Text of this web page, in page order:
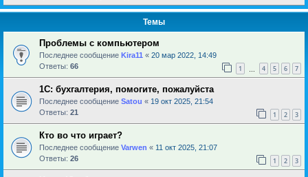
Темы
Проблемы с компьютером
Последнее сообщение Kira11 « 20 мар 2022, 14:49
Ответы: 66 1 4 5 6 7
1С: бухгалтерия, помогите, пожалуйста
Последнее сообщение Satou « 19 окт 2025, 21:54
Ответы: 21 1 2 3
Кто во что играет?
Последнее сообщение Varwen « 11 окт 2025, 21:07
Ответы: 26 1 2 3